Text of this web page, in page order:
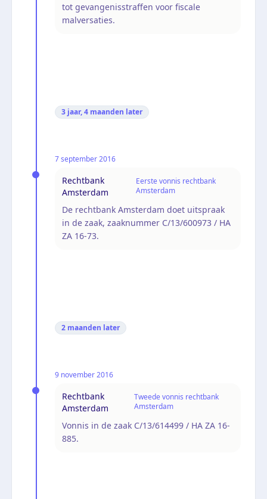
tot gevangenisstraffen voor fiscale
malversaties.
3 jaar, 4 maanden later
7 september 2016
Rechtbank
Amsterdam
Eerste vonnis rechtbank
Amsterdam
De rechtbank Amsterdam doet uitspraak
in de zaak, zaaknummer C/13/600973 / HA
ZA 16-73.
2 maanden later
9 november 2016
Rechtbank
Amsterdam
Tweede vonnis rechtbank
Amsterdam
Vonnis in de zaak C/13/614499 / HA ZA 16-
885.